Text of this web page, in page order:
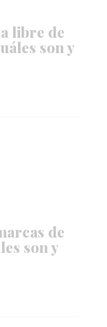
libre de
son y
de
son y